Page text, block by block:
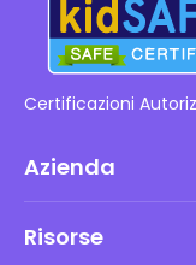
Certificazioni
Azienda
Risorse